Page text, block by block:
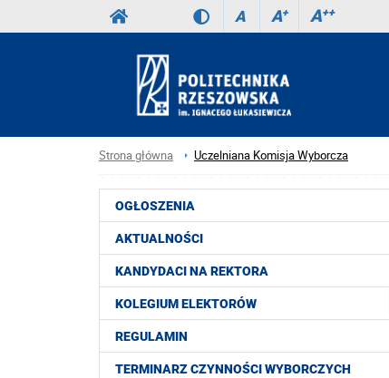
A A+ A++
Strona główna Uczelniana Komisja Wyborcza
OGŁOSZENIA
AKTUALNOŚCI
KANDYDACI NA REKTORA
KOLEGIUM ELEKTORÓW
REGULAMIN
TERMINARZ CZYNNOŚCI WYBORCZYCH